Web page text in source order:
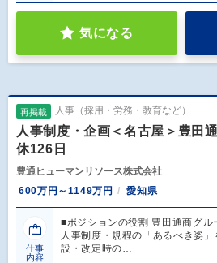
気になる
再掲載 人事（採用・労務・教育など）
人事制度・企画＜名古屋＞豊田
休126日
豊通ヒューマンリソース株式会社
600万円～1149万円
愛知県
仕事
内容
■ポジションの役割 豊田通商グル
人事制度・規程の「あるべき姿
設・改定時の…